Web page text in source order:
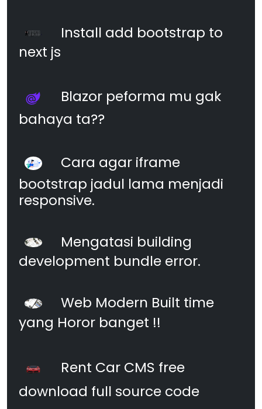
Install add bootstrap to
next js
Blazor peforma mu gak
bahaya ta??
Cara agar iframe
bootstrap jadul lama menjadi
responsive.
Mengatasi building
development bundle error.
Web Modern Built time
yang Horor banget !!
Rent Car CMS free
download full source code